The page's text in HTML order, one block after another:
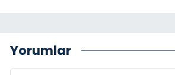
Yorumlar